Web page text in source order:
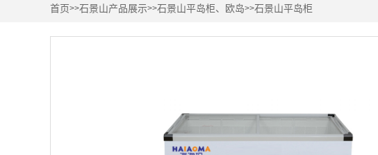
首页>>石景山产品展示>>石景山平岛柜、欧岛>>石景山平岛柜